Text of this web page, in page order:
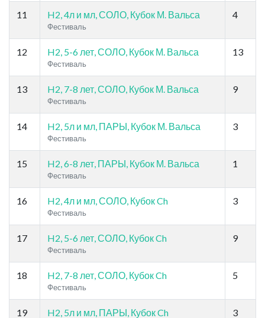
11 H2, 4л и мл, СОЛО, Кубок М. Вальса
Фестиваль
4
12 H2, 5-6 лет, СОЛО, Кубок М. Вальса
Фестиваль
13
13 H2, 7-8 лет, СОЛО, Кубок М. Вальса
Фестиваль
9
14 H2, 5л и мл, ПАРЫ, Кубок М. Вальса
Фестиваль
3
15 H2, 6-8 лет, ПАРЫ, Кубок М. Вальса
Фестиваль
1
16 H2, 4л и мл, СОЛО, Кубок Ch
Фестиваль
3
17 H2, 5-6 лет, СОЛО, Кубок Ch
Фестиваль
9
18 H2, 7-8 лет, СОЛО, Кубок Ch
Фестиваль
5
19 H2, 5л и мл, ПАРЫ, Кубок Ch 3